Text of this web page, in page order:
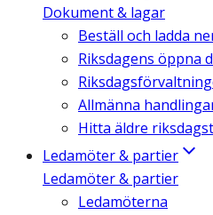
Dokument & lagar
Beställ och ladda
Riksdagens öppna
Allmänna
Hitta äldre
Ledamöter & partier
Ledamöter & partier
Ledamöterna